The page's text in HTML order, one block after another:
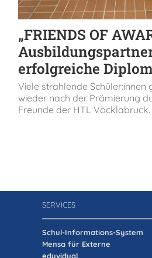
„FRIENDS OF
erfolgreiche
Viele strahlende Schüler:innen
wieder nach der Prämierung
Freunde der HTL Vöcklabruck.
SERVICES
Schul-Informations-System
Mensa für Externe
eduvidual